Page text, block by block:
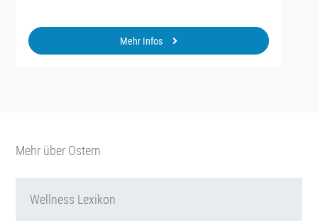
Mehr Infos
Mehr über Ostern
Wellness Lexikon